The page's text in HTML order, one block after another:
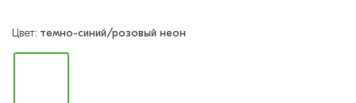
Цвет: темно-синий/розовый неон